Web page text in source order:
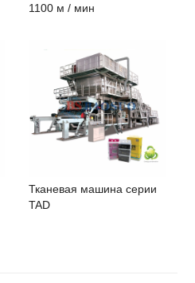
1100 м / мин
Тканевая машина серии
TAD